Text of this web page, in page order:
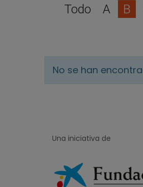
Todo A B
No se han
Una iniciativa de